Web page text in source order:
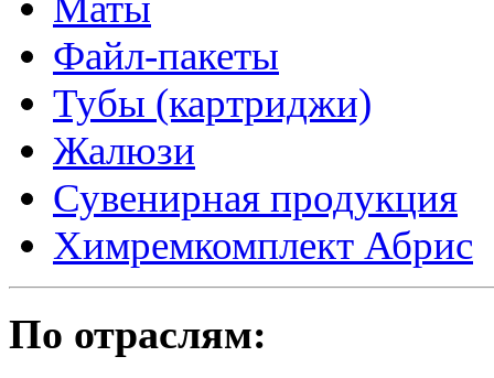
Файл-пакеты
Тубы (картриджи)
Жалюзи
Сувенирная продукция
Химремкомплект Абрис
По отраслям: